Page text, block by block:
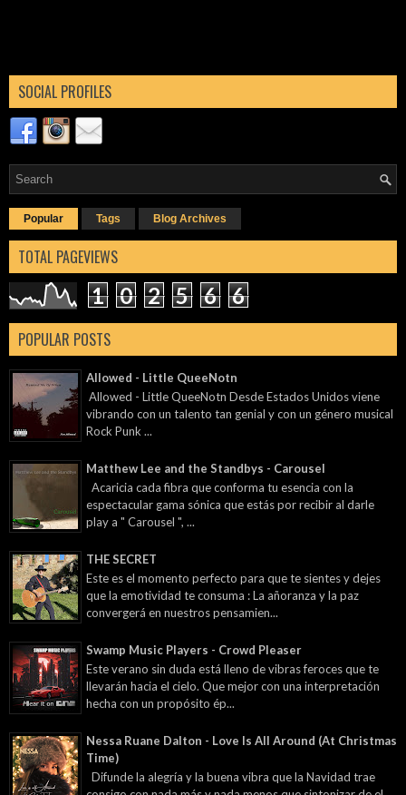
SOCIAL PROFILES
Popular Tags Blog Archives
TOTAL PAGEVIEWS
1 0 2 5 6 6
POPULAR POSTS
Allowed - Little QueeNotn
Allowed - Little QueeNotn Desde Estados Unidos viene
vibrando con un talento tan genial y con un género musical
Rock Punk ...
Matthew Lee and the Standbys - Carousel
Acaricia cada fibra que conforma tu esencia con la
espectacular gama sónica que estás por recibir al darle
play a " Carousel ", ...
THE SECRET
Este es el momento perfecto para que te sientes y dejes
que la emotividad te consuma : La añoranza y la paz
convergerá en nuestros pensamien...
Swamp Music Players - Crowd Pleaser
Este verano sin duda está lleno de vibras feroces que te
llevarán hacia el cielo. Que mejor con una interpretación
hecha con un propósito ép...
Nessa Ruane Dalton - Love Is All Around (At Christmas
Time)
Difunde la alegría y la buena vibra que la Navidad trae